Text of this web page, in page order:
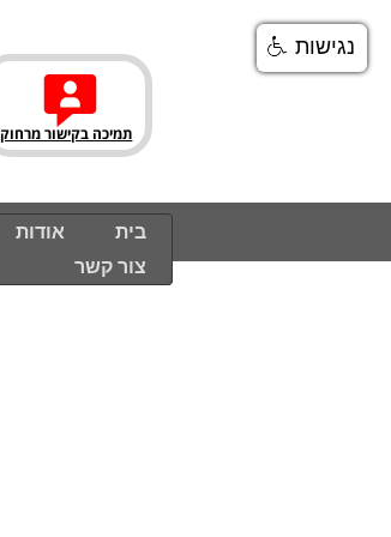
בית אודות
צור קשר
בית אודות
צור קשר
תמיכה בקישור מרחוק
נגישות